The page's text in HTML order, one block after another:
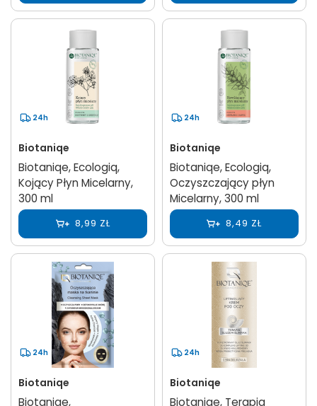
24h
Biotaniqe
Biotaniqe, Ecologiq,
Kojący Płyn Micelarny,
300 ml
8,99 ZŁ
24h
Biotaniqe
Biotaniqe, Ecologiq,
Oczyszczający płyn
Micelarny, 300 ml
8,49 ZŁ
24h
Biotaniqe
Biotaniqe,
24h
Biotaniqe
Biotaniqe, Terapia